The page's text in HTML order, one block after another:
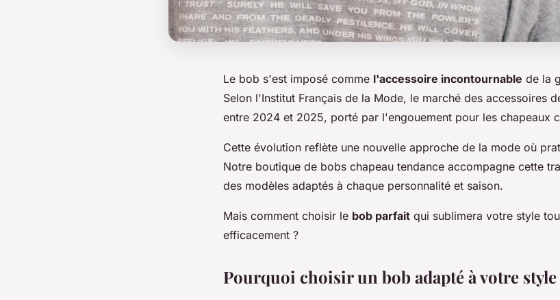
Le bob s'est imposé comme l'accessoire incontournable de la
Selon l'Institut Français de la Mode, le marché des accessoires
entre 2024 et 2025, porté par l'engouement pour les chapeaux
Cette évolution reflète une nouvelle approche de la mode où
Notre boutique de bobs chapeau tendance accompagne cette
des modèles adaptés à chaque personnalité et saison.
Mais comment choisir le bob parfait qui sublimera votre style
efficacement ?
Pourquoi choisir un bob adapté à votre